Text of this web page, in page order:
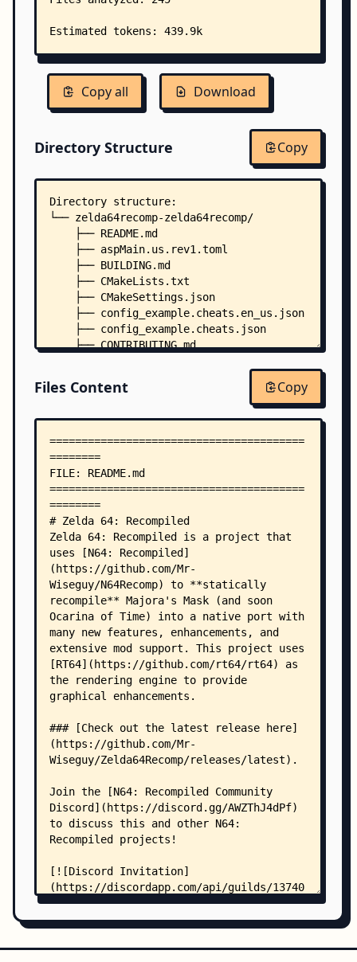
Copy all Download
Directory Structure Copy
Directory structure:
└── zelda64recomp-zelda64recomp/
    ├── README.md
    ├── aspMain.us.rev1.toml
    ├── BUILDING.md
    ├── CMakeLists.txt
    ├── CMakeSettings.json
    ├── config_example.cheats.en_us.json
    ├── config_example.cheats.json
    ├── CONTRIBUTING.md
    ├── njpgdspMain.us.rev1.toml
    ├── patches.toml
    ├── recompcontrollerdb.txt
    ├── rev1_overlays.txt
    ├── us.rev1.toml
    ├── assets/
    │   ├── config_menu.rml
    │   ├── config_sub_menu.rml
    │   ├── launcher.rml
    │   ├── rml.rcss
    │   ├── config_menu/
    │   │   ├── controls.rml
    │   │   ├── debug.rml
    │   │   ├── general.rml
    │   │   ├── graphics.rml
    │   │   ├── mods.rml
    │   │   └── sound.rml
    │   ├── promptfont/
    │   │   ├── README.md
    │   │   └── promptfont.css
    │   └── scss/
    │       ├── main.scss
    │       ├── .nvmrc
    │       ├── .stylelintrc
    │       └── styles/
    │           ├── base.scss
    │           ├── components/
    │           │   ├── _components.scss
    │           │   ├── BottomLeft.scss
    │           │   ├── Button.scss
    │           │   ├── Config.scss
Files Content Copy